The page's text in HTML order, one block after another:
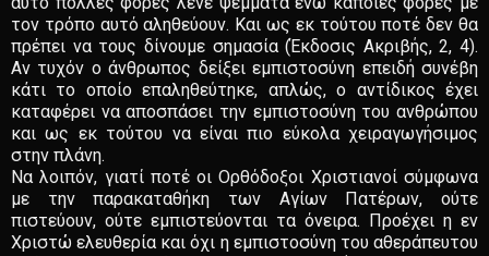
τον τρόπο αυτό αληθεύουν. Και ως εκ τούτου ποτέ δεν θα
πρέπει να τους δίνουμε σημασία (Έκδοσις Ακριβής, 2, 4).
Αν τυχόν ο άνθρωπος δείξει εμπιστοσύνη επειδή συνέβη
κάτι το οποίο επαληθεύτηκε, απλώς, ο αντίδικος έχει
καταφέρει να αποσπάσει την εμπιστοσύνη του ανθρώπου
και ως εκ τούτου να είναι πιο εύκολα χειραγωγήσιμος
στην πλάνη.
Να λοιπόν, γιατί ποτέ οι Ορθόδοξοι Χριστιανοί σύμφωνα
με την παρακαταθήκη των Αγίων Πατέρων, ούτε
πιστεύουν, ούτε εμπιστεύονται τα όνειρα. Προέχει η εν
Χριστώ ελευθερία και όχι η εμπιστοσύνη του αθεράπευτου